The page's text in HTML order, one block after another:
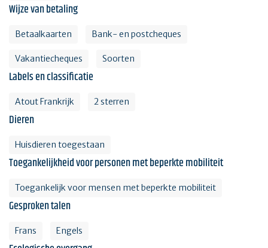
Wijze van betaling
Betaalkaarten Bank- en postcheques
Vakantiecheques Soorten
Labels en classificatie
Atout Frankrijk 2 sterren
Dieren
Huisdieren toegestaan
Toegankelijkheid voor personen met beperkte mobiliteit
Toegankelijk voor mensen met beperkte mobiliteit
Gesproken talen
Frans Engels